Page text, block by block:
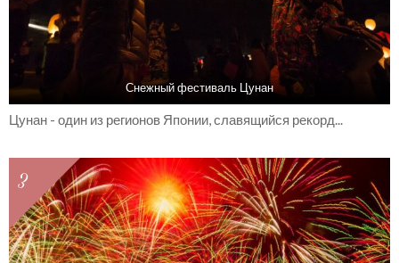
Снежный фестиваль Цунан
Цунан - один из регионов Японии, славящийся рекорд...
3